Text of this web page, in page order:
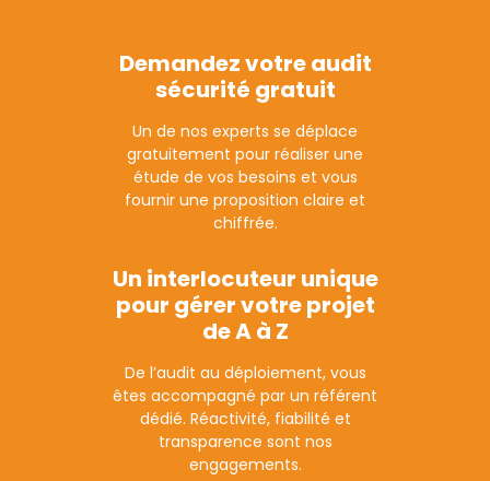
Demandez votre audit
sécurité gratuit
Un de nos experts se déplace
gratuitement pour réaliser une
étude de vos besoins et vous
fournir une proposition claire et
chiffrée.
Un interlocuteur unique
pour gérer votre projet
de A à Z
De l’audit au déploiement, vous
êtes accompagné par un référent
dédié. Réactivité, fiabilité et
transparence sont nos
engagements.